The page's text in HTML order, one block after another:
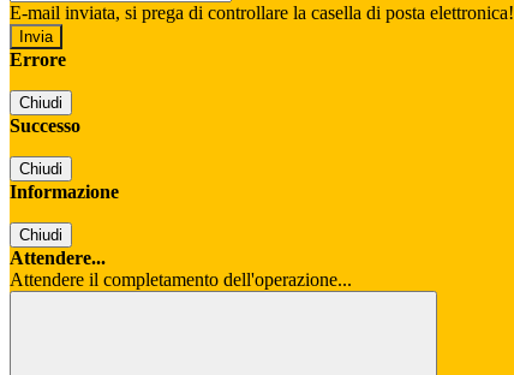
E-mail inviata, si prega di controllare la casella di posta elettronica!
Errore
Chiudi
Successo
Chiudi
Informazione
Chiudi
Attendere...
Attendere il completamento dell'operazione...